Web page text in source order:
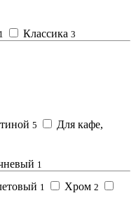
1 Классика 3
5
Для кафе,
1
1 Хром 2